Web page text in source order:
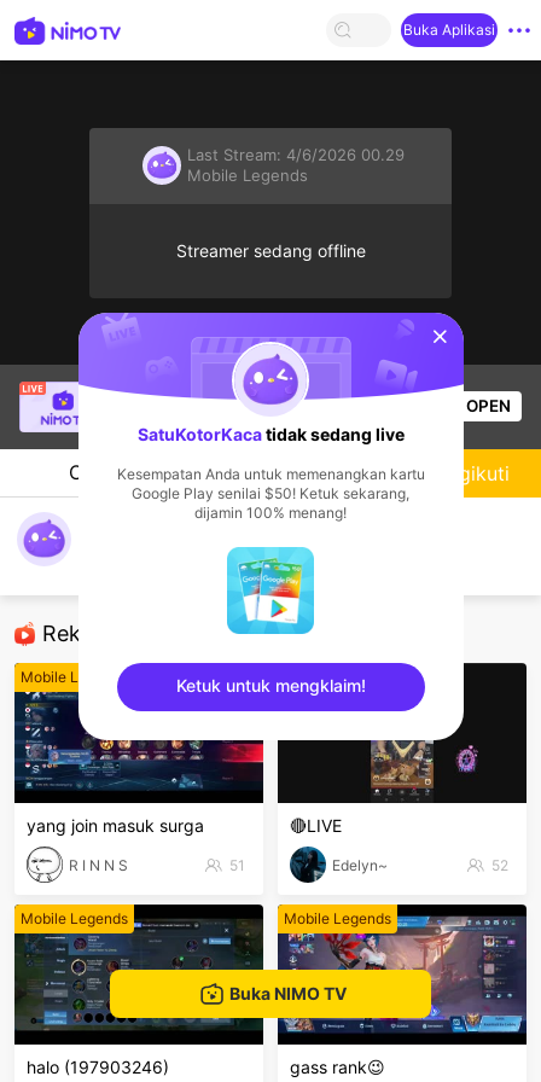
Buka Aplikasi
Last Stream: 4/6/2026 00.29
Mobile Legends
Streamer sedang offline
Từ hảisedang siaran langsung!
43 Penonton OPEN
Chat Streamer
SatuKotorKaca's Live Channel
Rekomendasi
Mobile Legends
yang join masuk surga
R I N N S 51
Mobile Legends
🔴LIVE
Edelyn~ 52
Mobile Legends
halo (197903246)
Mobile Legends
gass rank😉
Mengikuti
Buka NIMO TV
sentinelStart
SatuKotorKacatidak sedang live
Kesempatan Anda untuk memenangkan kartu
Google Play senilai $50! Ketuk sekarang,
dijamin 100% menang!
Ketuk untuk mengklaim!
sentinelEnd